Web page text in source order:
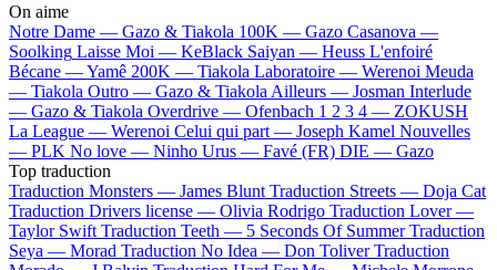
On aime
Notre Dame — Gazo & Tiakola 100K — Gazo Casanova —
Soolking Laisse Moi — KeBlack Saiyan — Heuss L'enfoiré
Bécane —Yamê 200K — Tiakola Laboratoire — Werenoi Meuda
— Tiakola Outro — Gazo & Tiakola Ailleurs — Josman Interlude
— Gazo & Tiakola Overdrive — Ofenbach 1 2 3 4 — ZOKUSH
La League — Werenoi Celui qui part — Joseph Kamel Nouvelles
— PLK No love — Ninho Urus — Favé (FR) DIE — Gazo
Top traduction
Traduction Monsters — James Blunt Traduction Streets — Doja Cat
Traduction Drivers license — Olivia Rodrigo Traduction Lover —
Taylor Swift Traduction Teeth — 5 Seconds Of Summer Traduction
Seya — Morad Traduction No Idea — Don Toliver Traduction